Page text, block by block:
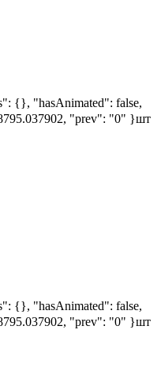
{}, "hasAnimated": false,
"prev": "0" }шт
{}, "hasAnimated": false,
"prev": "0" }шт